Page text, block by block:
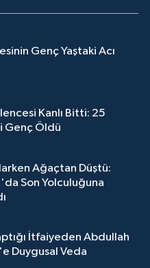
Genç Yaştaki Acı
Kanlı Bitti: 25
Genç Öldü
Ağaçtan Düştü:
Son Yolculuğuna
İtfaiyeden Abdullah
Duygusal Veda